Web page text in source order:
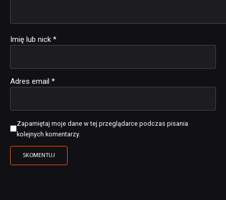
Imię lub nick *
Adres email *
Zapamiętaj moje dane w tej przeglądarce podczas pisania
kolejnych komentarzy.